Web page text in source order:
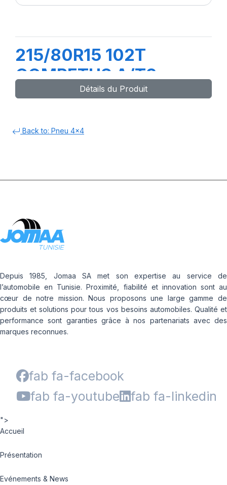
215/80R15 102T
COMPETUS A/T3
Détails du Produit
Back to: Pneu 4x4
Depuis 1985, Jomaa SA met son expertise au service de
l’automobile en Tunisie. Proximité, fiabilité et innovation sont au
cœur de notre mission. Nous proposons une large gamme de
produits et solutions pour tous vos besoins automobiles. Qualité et
performance sont garanties grâce à nos partenariats avec des
marques reconnues.
fab fa-facebook
fab fa-youtube
fab fa-linkedin
">
Accueil
Présentation
Evénements & News